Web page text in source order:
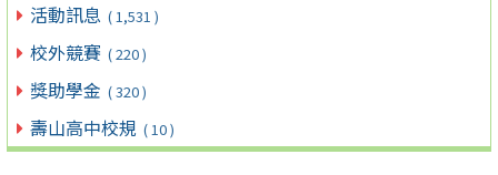
活動訊息 ( 1,531 )
校外競賽 ( 220 )
獎助學金 ( 320 )
壽山高中校規 ( 10 )